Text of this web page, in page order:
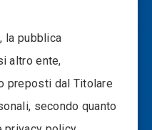
la pubblica
altro ente,
preposti dal Titolare
secondo quanto